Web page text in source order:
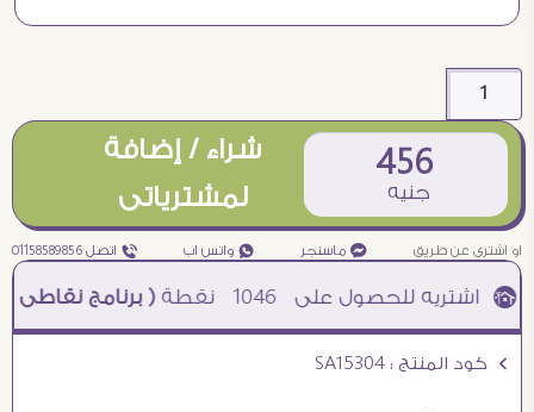
456
جنيه
شراء / إضافة
لمشترياتى
او اشترى عن طريق ¥ ماسنجر ₧ واتس اب ƒ اتصل 01158589856
1046 نقطة( برنامج نقاطى )à خصم 5% للعملاء الجدد à شحن مجانى عند الشراء ب 4000 جنيه à
Ö كود المنتج : SA15304